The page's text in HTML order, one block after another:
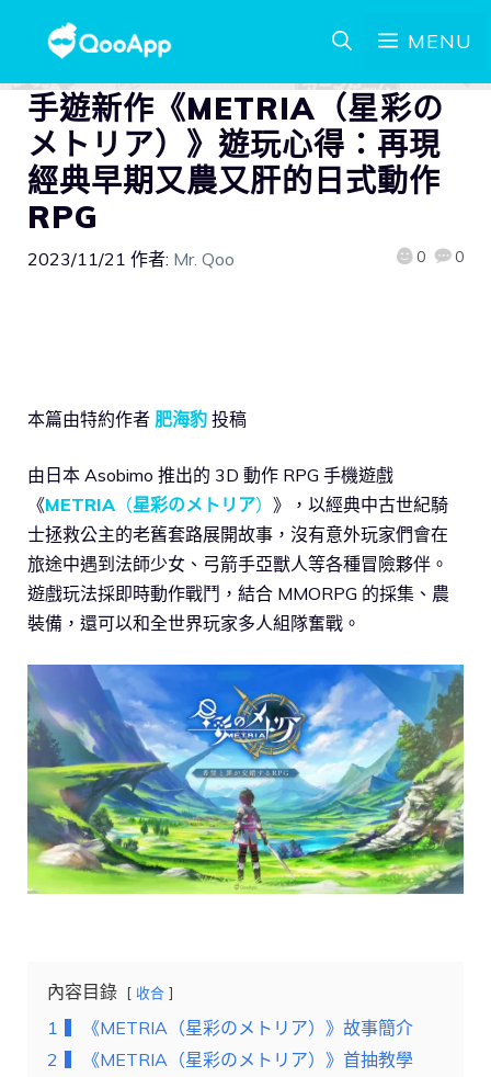
MENU
手遊新作《METRIA（星彩の
メトリア）》遊玩心得：再現
經典早期又農又肝的日式動作
RPG
2023/11/21 作者: Mr. Qoo 0 0
本篇由特約作者 肥海豹 投稿
由日本 Asobimo 推出的 3D 動作 RPG 手機遊戲
《METRIA （星彩のメトリア） 》，以經典中古世紀騎
士拯救公主的老舊套路展開故事，沒有意外玩家們會在
旅途中遇到法師少女、弓箭手亞獸人等各種冒險夥伴。
遊戲玩法採即時動作戰鬥，結合 MMORPG 的採集、農
裝備，還可以和全世界玩家多人組隊奮戰。
內容目錄 收合
1
▍《METRIA（星彩のメトリア）》故事簡介
2
▍《METRIA（星彩のメトリア）》首抽教學